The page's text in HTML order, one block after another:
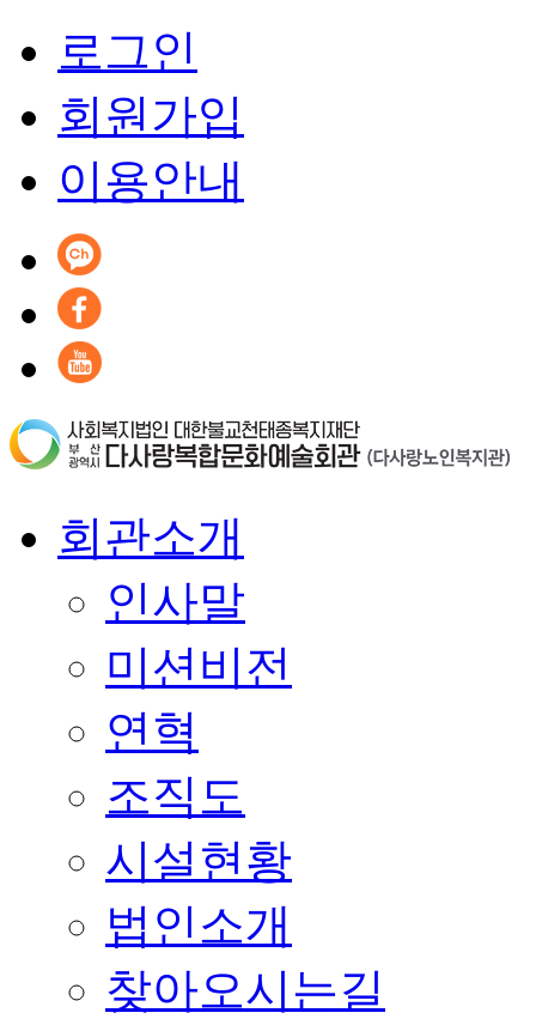
로그인
회원가입
이용안내
회관소개
인사말
미션비전
연혁
조직도
시설현황
법인소개
찾아오시는길